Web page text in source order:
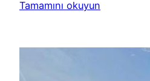
Tamamını okuyun